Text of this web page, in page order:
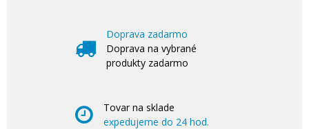
Doprava zadarmo
Doprava na vybrané
produkty zadarmo
Tovar na sklade
expedujeme do 24 hod.